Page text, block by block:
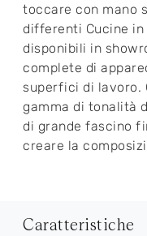
toccare con mano
differenti Cucine
disponibili in
complete di
superfici di lavoro.
gamma di tonalità
di grande fascino
creare la
Caratteristiche